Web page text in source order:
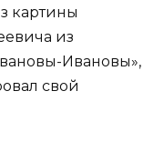
картины
из
Ивановы»,
свой